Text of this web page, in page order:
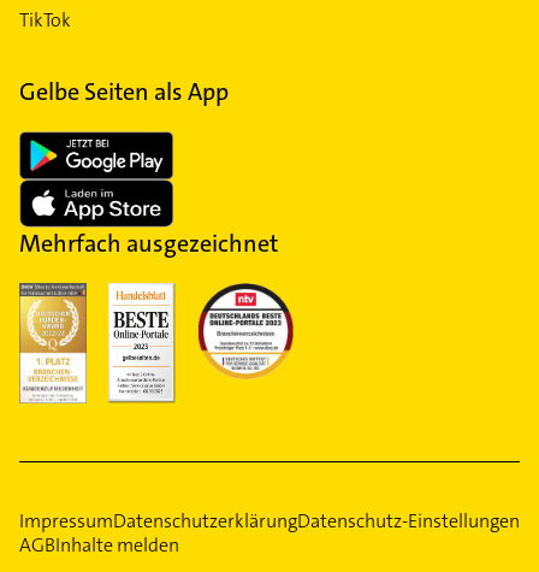
TikTok
Gelbe Seiten als App
Mehrfach ausgezeichnet
ImpressumDatenschutzerklärungDatenschutz-Einstellungen
AGBInhalte melden